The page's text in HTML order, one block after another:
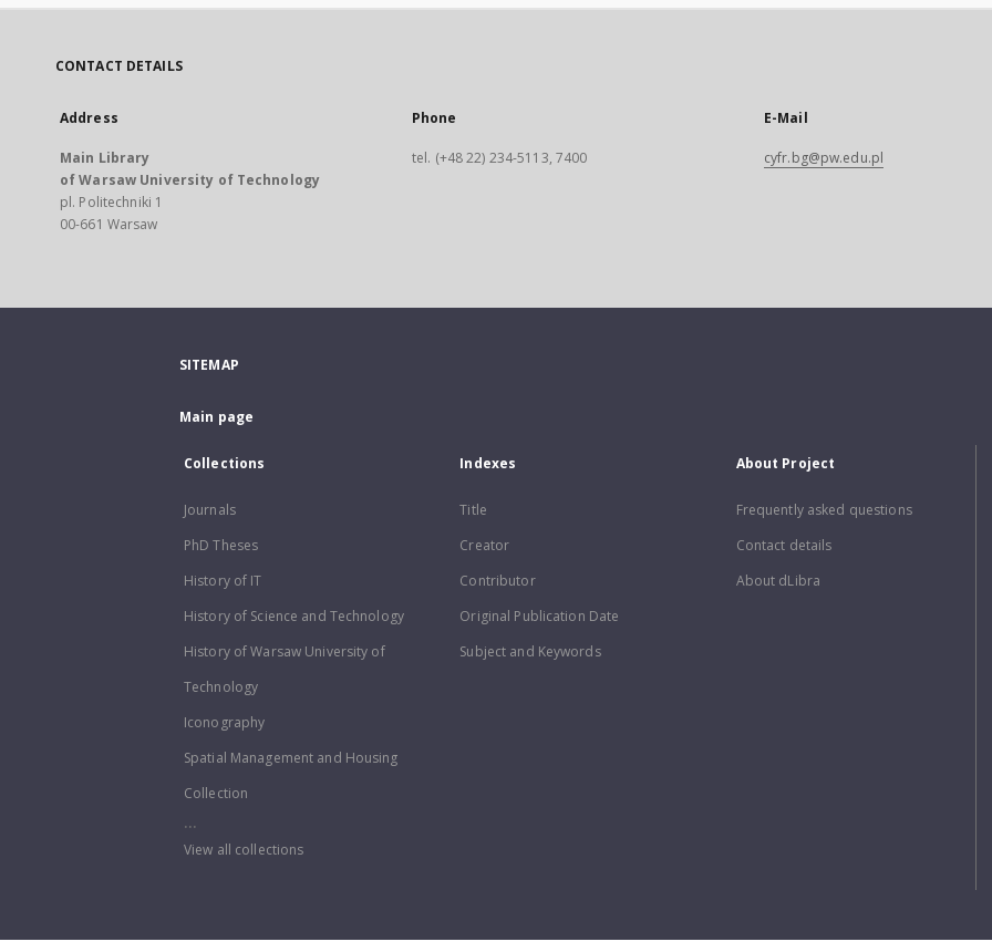
CONTACT DETAILS
Address
Main Library
of Warsaw University of Technology
pl. Politechniki 1
00-661 Warsaw
Phone
tel. (+48 22) 234-5113, 7400
E-Mail
cyfr.bg@pw.edu.pl
SITEMAP
Main page
Collections
Journals
PhD Theses
History of IT
History of Science and Technology
History of Warsaw University of
Technology
Iconography
Spatial Management and Housing
Collection
...
View all collections
Indexes
Title
Creator
Contributor
Original Publication Date
Subject and Keywords
About Project
Frequently asked questions
Contact details
About dLibra